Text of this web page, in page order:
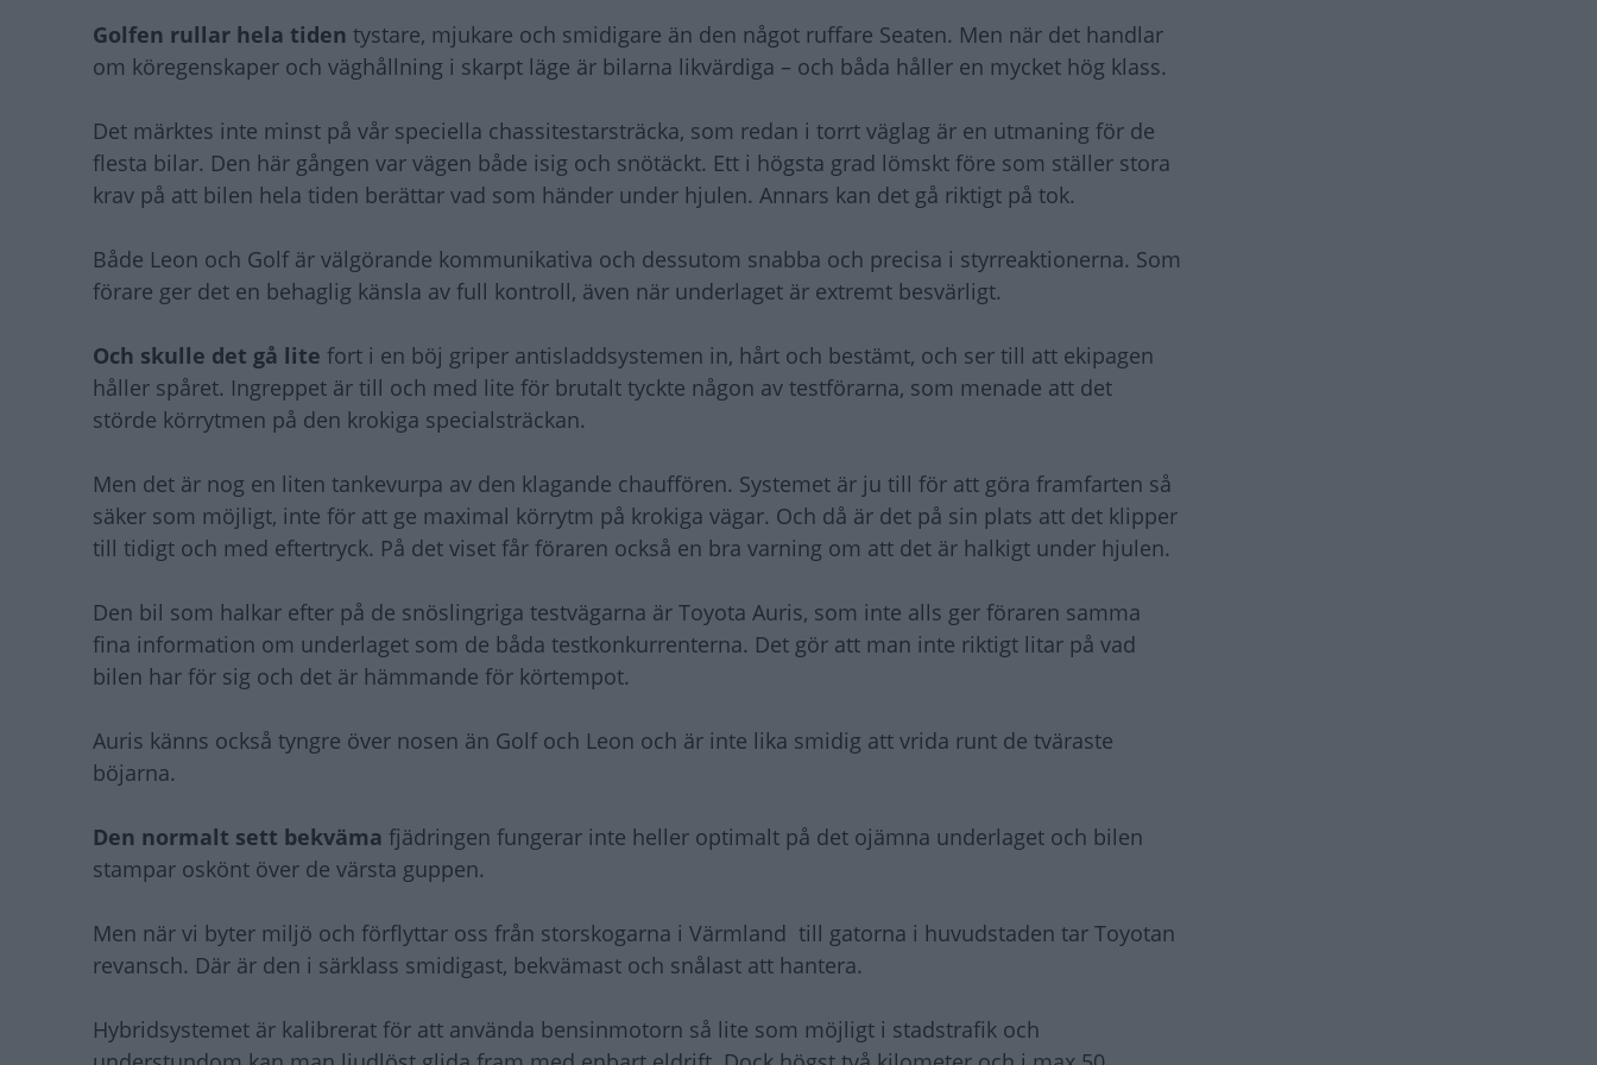
Golfen rullar hela tiden tystare, mjukare och smidigare än den något ruffare Seaten. Men när det handlar
om köregenskaper och väghållning i skarpt läge är bilarna likvärdiga – och båda håller en mycket hög klass.
Det märktes inte minst på vår speciella chassitestarsträcka, som redan i torrt väglag är en utmaning för de
flesta bilar. Den här gången var vägen både isig och snötäckt. Ett i högsta grad lömskt före som ställer stora
krav på att bilen hela tiden berättar vad som händer under hjulen. Annars kan det gå riktigt på tok.
Både Leon och Golf är välgörande kommunikativa och dessutom snabba och precisa i styrreaktionerna. Som
förare ger det en behaglig känsla av full kontroll, även när underlaget är extremt besvärligt.
Och skulle det gå lite fort i en böj griper antisladdsystemen in, hårt och bestämt, och ser till att ekipagen
håller spåret. Ingreppet är till och med lite för brutalt tyckte någon av testförarna, som menade att det
störde körrytmen på den krokiga specialsträckan.
Men det är nog en liten tankevurpa av den klagande chauffören. Systemet är ju till för att göra framfarten så
säker som möjligt, inte för att ge maximal körrytm på krokiga vägar. Och då är det på sin plats att det klipper
till tidigt och med eftertryck. På det viset får föraren också en bra varning om att det är halkigt under hjulen.
Den bil som halkar efter på de snöslingriga testvägarna är Toyota Auris, som inte alls ger föraren samma
fina information om underlaget som de båda testkonkurrenterna. Det gör att man inte riktigt litar på vad
bilen har för sig och det är hämmande för körtempot.
Auris känns också tyngre över nosen än Golf och Leon och är inte lika smidig att vrida runt de tväraste
böjarna.
Den normalt sett bekväma fjädringen fungerar inte heller optimalt på det ojämna underlaget och bilen
stampar oskönt över de värsta guppen.
Men när vi byter miljö och förflyttar oss från storskogarna i Värmland till gatorna i huvudstaden tar Toyotan
revansch. Där är den i särklass smidigast, bekvämast och snålast att hantera.
Hybridsystemet är kalibrerat för att använda bensinmotorn så lite som möjligt i stadstrafik och